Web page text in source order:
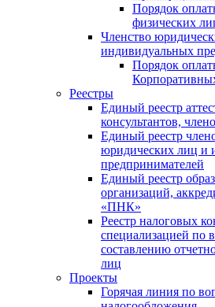
Порядок
физических
Членство
индивидуальных
Порядок
Реестры
Единый реестр
консультантов,
Единый реестр
юридических лиц и
предпринимателей
Единый реестр
организаций,
«ПНК»
Реестр налоговых
специализацией по
составлению
лиц
Проекты
Горячая линия по